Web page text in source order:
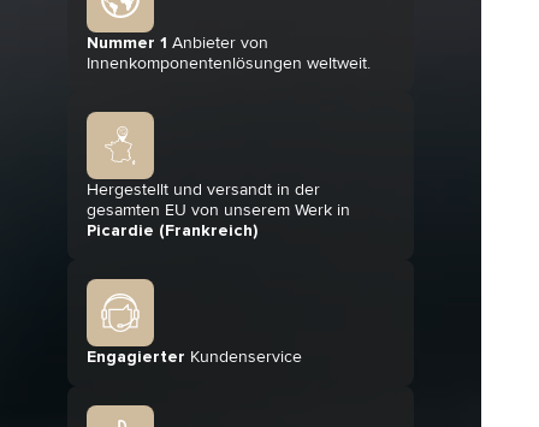
Nummer 1 Anbieter von
Innenkomponentenlösungen weltweit.
Hergestellt und versandt in der
gesamten EU von unserem Werk in
Picardie (Frankreich)
Engagierter Kundenservice